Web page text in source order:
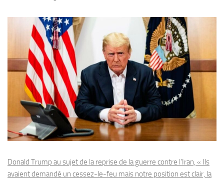
Donald Trump au sujet de la reprise de la guerre contre l’Iran, « Ils
avaient demandé un cessez-le-feu mais notre position est clair, la